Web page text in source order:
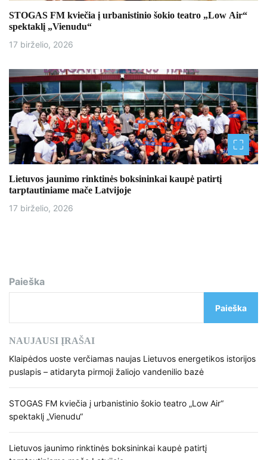
STOGAS FM kviečia į urbanistinio šokio teatro „Low Air“
spektaklį „Vienudu“
17 birželio, 2026
Lietuvos jaunimo rinktinės boksininkai kaupė patirtį
tarptautiniame mače Latvijoje
17 birželio, 2026
Paieška
Paieška
NAUJAUSI ĮRAŠAI
Klaipėdos uoste verčiamas naujas Lietuvos energetikos istorijos
puslapis – atidaryta pirmoji žaliojo vandenilio bazė
STOGAS FM kviečia į urbanistinio šokio teatro „Low Air“
spektaklį „Vienudu“
Lietuvos jaunimo rinktinės boksininkai kaupė patirtį